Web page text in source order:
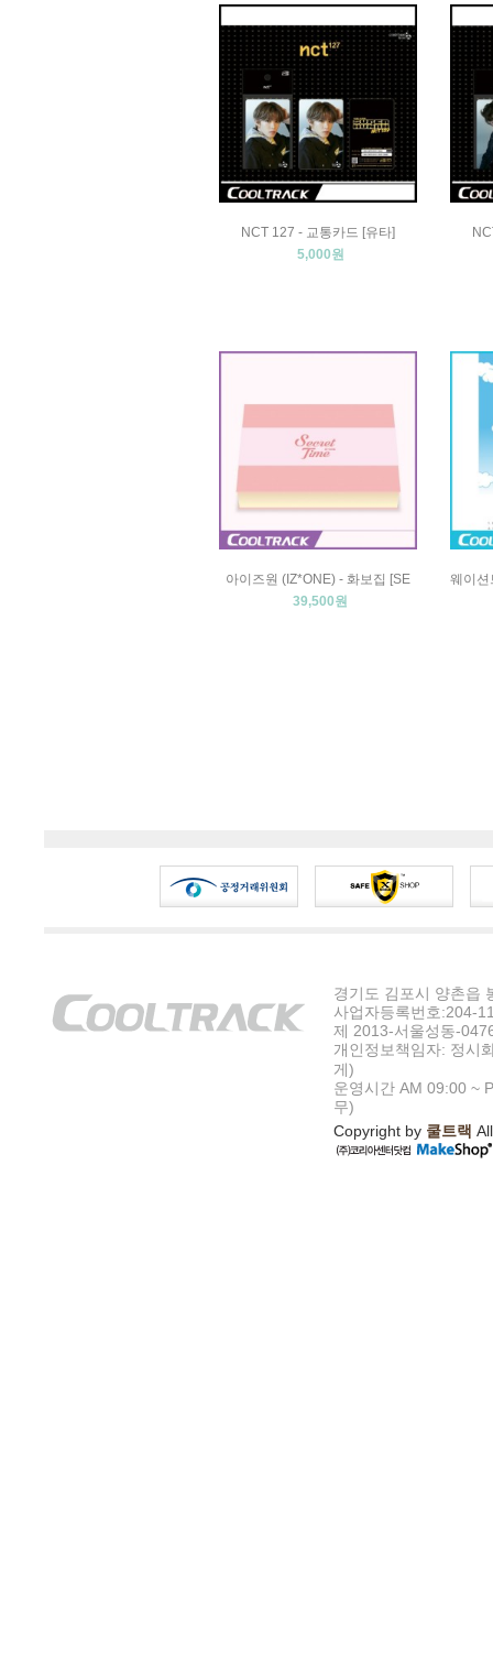
NCT 127 - 교통카드 [유타]
5,000원
아이즈원 (IZ*ONE) - 화보집 [SE
39,500원
웨이션
경기도 김포시 양촌읍
사업자등록번호:204-
제 2013-서울성동-
개인정보책임자: 정시
게)
운영시간 AM 09:00 ~
무)
Copyright by 쿨트랙